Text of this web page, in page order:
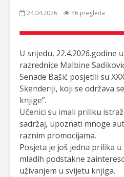
24.04.2026. 46 pregleda
U srijedu, 22.4.2026.godine
razrednice Malbine
Senade Bašić posjetili su
Skenderiji, koji se održava
knjige”.
Učenici su imali priliku
sadržaj, upoznati mnoge
raznim promocijama.
Posjeta je još jedna prilika u
mladih podstakne
uživanjem u svijetu knjiga.